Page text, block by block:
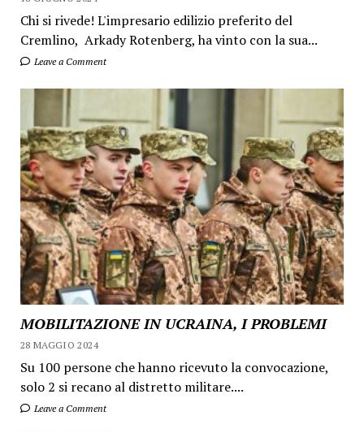
Chi si rivede! L'impresario edilizio preferito del
Cremlino, Arkady Rotenberg, ha vinto con la sua...
Leave a Comment
MOBILITAZIONE IN UCRAINA, I PROBLEMI
28 MAGGIO 2024
Su 100 persone che hanno ricevuto la convocazione,
solo 2 si recano al distretto militare....
Leave a Comment